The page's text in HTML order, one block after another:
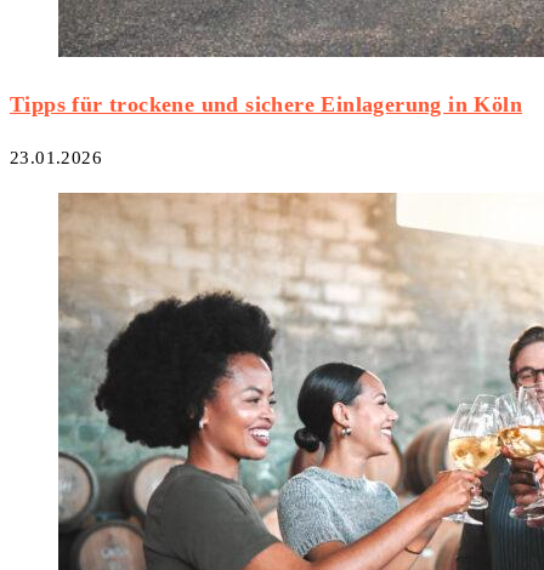
Tipps für trockene und sichere Einlagerung in Köln
23.01.2026